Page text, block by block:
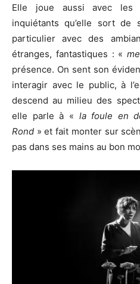
Elle joue aussi avec les
inquiétants qu’elle sort de
particulier avec des
étranges, fantastiques : «
présence. On sent son
interagir avec le public, à
descend au milieu des
elle parle à « la foule en
Rond » et fait monter sur
pas dans ses mains au bon